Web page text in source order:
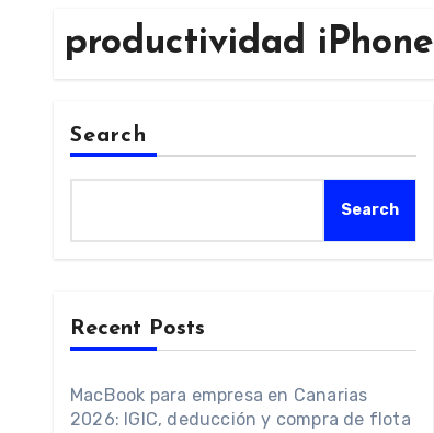
productividad iPhone
Search
Search
Recent Posts
MacBook para empresa en Canarias
2026: IGIC, deducción y compra de flota